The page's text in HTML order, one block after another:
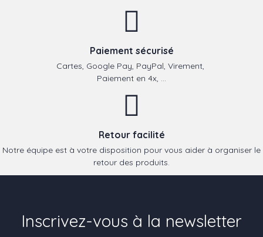
Paiement sécurisé
Cartes, Google Pay, PayPal, Virement,
Paiement en 4x, ...
Retour facilité
Notre équipe est à votre disposition pour vous aider à organiser le
retour des produits.
Inscrivez-vous à la newsletter